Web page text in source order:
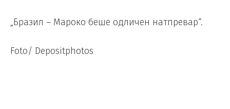
„Бразил – Мароко беше одличен натпревар“.
Foto/ Depositphotos